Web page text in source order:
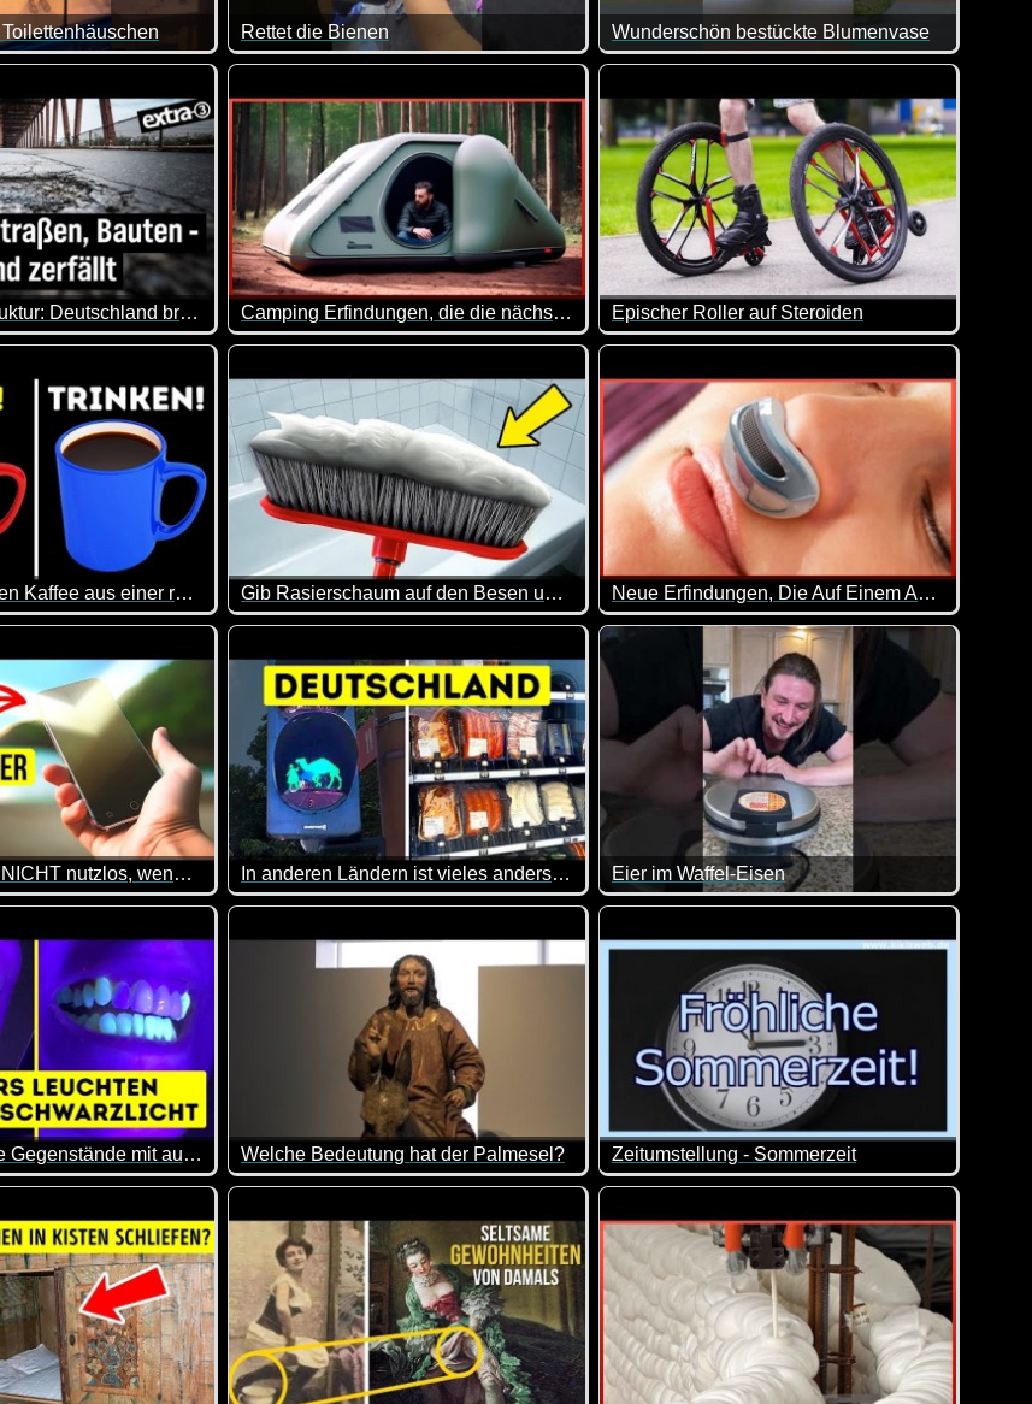
doch mal wieder fragen, warum es sowas Tolles bei uns nicht gibt? Und das auch noch umsonst. Klasse. Davon
Rettet die Bienen
Diese Dame ist wirklich mutig und bewundernswert. Sie rettet Bienenvölker, die sich an
Wunderschön bestückte Blumenvase
Wenn das nicht wunderschön aussieht. Alle
Du kannst also eine Stunde länger schlafen ;-)
Marode Infrastruktur: Deutschland bröckelt - extra 3
steht vor einem Dilemma: von maroden Brücken bis zu stillgelegten Schienen. Doch was steckt hinter
Camping Erfindungen, die die nächste Stufe sind 8
Ordentliches Equipment ist immer das A und O. So auch beim Camping. Hier siehst du ein
Epischer Roller auf Steroiden
Mal eben die Rollerskates mit größeren Reifen
Immer wieder klasse!
Warum du keinen Kaffee aus einer roten Tasse trinken solltest
habe ich gleich mal meine rote und orangefarbene Kaffeetasse rausgeworfen :-) Nein, habe ich natürlich nicht.
Gib Rasierschaum auf den Besen und mach DIES (genialer Trick)
Das mit dem Rasierschaum muss man sich wirklich merken. Ausprobieren schadet nichts.
Neue Erfindungen, Die Auf Einem Anderen Level Sind - 44
Und immer wieder gibt es neue geniale
ihm zuzusehen wie er diesen leckeren Toast zubereitet.
Dein Handy ist NICHT nutzlos, wenn du dich in der Wildnis verirrt hast
einer einsamen Insel strandest, könnten diese Tipps hilfreich sein. Vorausgesetzt du hast einen perfekt gepackten
In anderen Ländern ist vieles anders, sieh selbst
Andere Länder, andere Sitten. Diesen Satz kennen wohl die meisten. Es ist immer wieder
Eier im Waffel-Eisen
Solltest du mal was Neues mit Eiern
der Avocado-Reife ist z.B. etwas, das ich nicht wusste.
15 gewöhnliche Gegenstände mit außergewöhnlichen Eigenschaften
wieder ein paar interessante Einblicke und Infos. Viel Spaß mit diesem Video.
Welche Bedeutung hat der Palmesel?
Osterhasen, Osterlämmer, Hühner, die Ostereier legen - zu Ostern stehen Tiere hoch im
Heute kennen wir den Palmesel meist in Verbindung damit, dass am Palmsonntag
Zeitumstellung - Sommerzeit
Nur nochmal zur Erinnerung an die